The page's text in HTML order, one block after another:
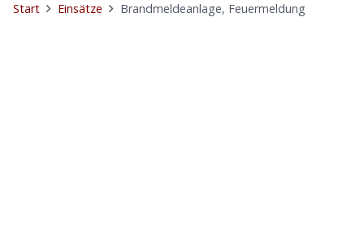
Start Einsätze Brandmeldeanlage, Feuermeldung